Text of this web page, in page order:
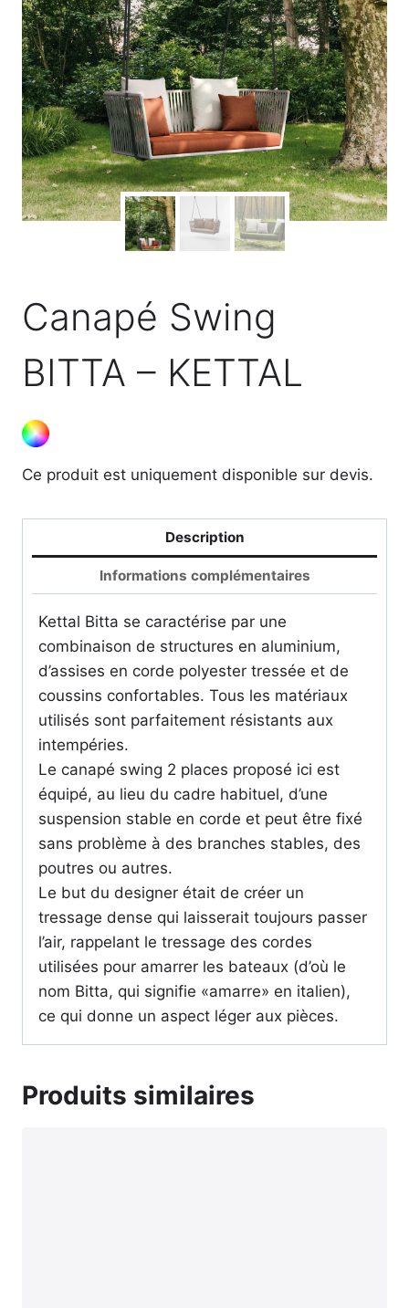
Canapé Swing
BITTA – KETTAL
Ce produit est uniquement disponible sur devis.
Description
Informations complémentaires
Kettal Bitta se caractérise par une
combinaison de structures en aluminium,
d’assises en corde polyester tressée et de
coussins confortables. Tous les matériaux
utilisés sont parfaitement résistants aux
intempéries.
Le canapé swing 2 places proposé ici est
équipé, au lieu du cadre habituel, d’une
suspension stable en corde et peut être fixé
sans problème à des branches stables, des
poutres ou autres.
Le but du designer était de créer un
tressage dense qui laisserait toujours passer
l’air, rappelant le tressage des cordes
utilisées pour amarrer les bateaux (d’où le
nom Bitta, qui signifie «amarre» en italien),
ce qui donne un aspect léger aux pièces.
Produits similaires